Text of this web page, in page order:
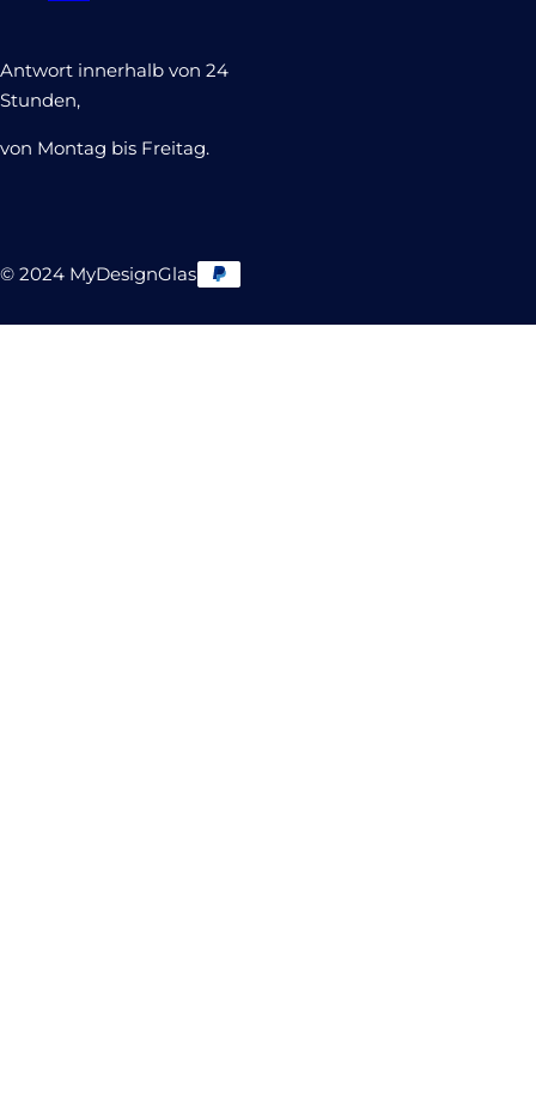
Antwort innerhalb von 24
Stunden,
von Montag bis Freitag.
© 2024 MyDesignGlas